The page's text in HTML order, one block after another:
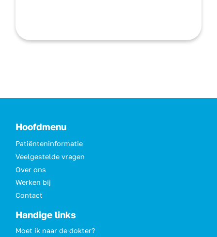
Hoofdmenu
Patiënteninformatie
Veelgestelde vragen
Over ons
Werken bij
Contact
Handige links
Moet ik naar de dokter?